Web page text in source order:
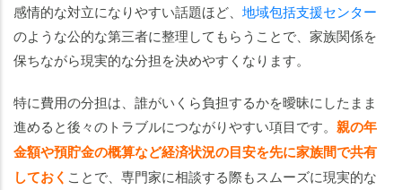
感情的な対立になりやすい話題ほど、 地域包括支援センター
のような公的な第三者に整理してもらうことで、家族関係を
保ちながら現実的な分担を決めやすくなります。
特に費用の分担は、誰がいくら負担するかを曖昧にしたまま
進めると後々のトラブルにつながりやすい項目です。 親の年
金額や預貯金の概算など経済状況の目安を先に家族間で共有
しておく ことで、専門家に相談する際もスムーズに現実的な